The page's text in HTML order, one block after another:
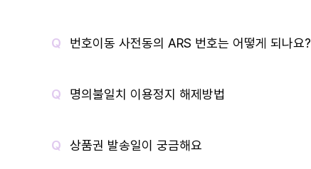
번호이동 사전동의 ARS 번호는 어떻게 되나요?
명의불일치 이용정지 해제방법
상품권 발송일이 궁금해요